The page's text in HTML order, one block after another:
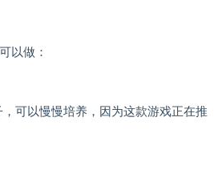
以做：
可以慢慢培养，因为这款游戏正在推